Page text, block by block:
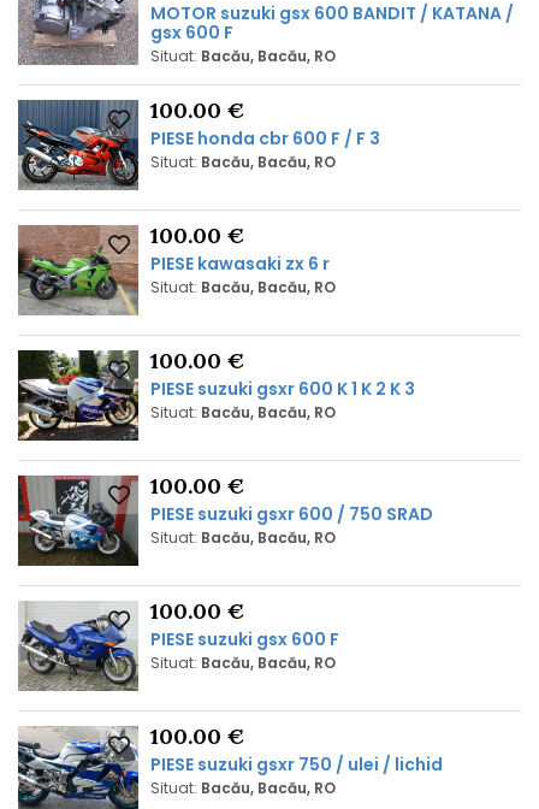
MOTOR suzuki gsx 600 BANDIT / KATANA /
gsx 600 F
Situat: Bacău, Bacău, RO
100.00 €
PIESE honda cbr 600 F / F 3
Situat: Bacău, Bacău, RO
100.00 €
PIESE kawasaki zx 6 r
Situat: Bacău, Bacău, RO
100.00 €
PIESE suzuki gsxr 600 K 1 K 2 K 3
Situat: Bacău, Bacău, RO
100.00 €
PIESE suzuki gsxr 600 / 750 SRAD
Situat: Bacău, Bacău, RO
100.00 €
PIESE suzuki gsx 600 F
Situat: Bacău, Bacău, RO
100.00 €
PIESE suzuki gsxr 750 / ulei / lichid
Situat: Bacău, Bacău, RO